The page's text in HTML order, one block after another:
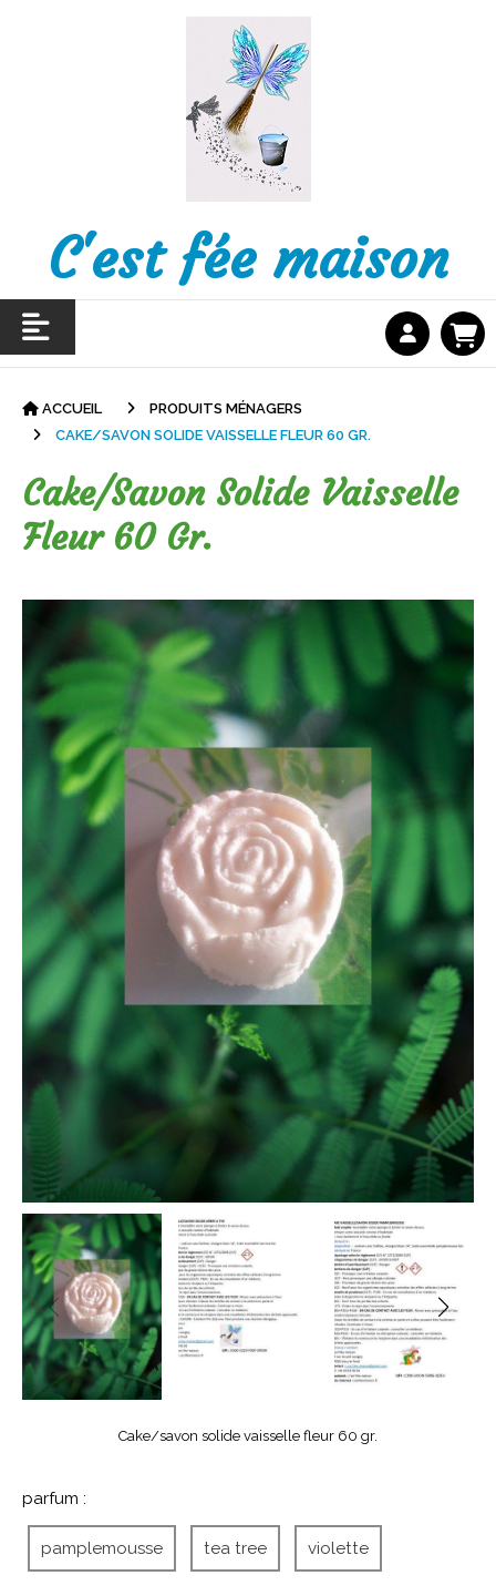
C'est fée maison
ACCUEIL
PRODUITS MÉNAGERS
CAKE/SAVON SOLIDE VAISSELLE FLEUR 60 GR.
Cake/savon Solide Vaisselle
Fleur 60 Gr.
Cake/savon solide vaisselle fleur 60 gr.
parfum :
pamplemousse tea tree violette